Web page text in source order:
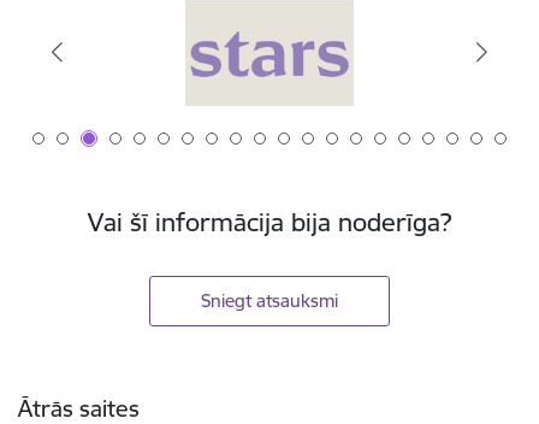
Vai šī informācija bija noderīga?
Sniegt atsauksmi
Ātrās saites